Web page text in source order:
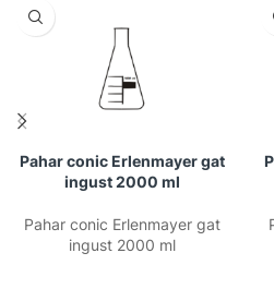
Pahar conic Erlenmayer gat
ingust 2000 ml
Pahar conic Erlenmayer gat
ingust 2000 ml